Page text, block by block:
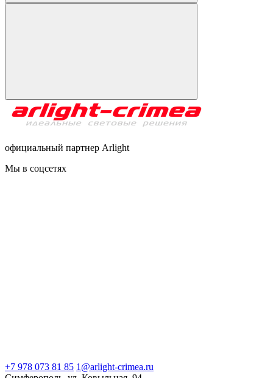
официальный партнер Arlight
Мы в соцсетях
+7 978 073 81 85 1@arlight-crimea.ru